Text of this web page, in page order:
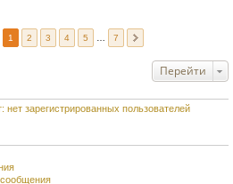
1 2 3 4 5 7
Перейти
зарегистрированных пользователей
сообщения